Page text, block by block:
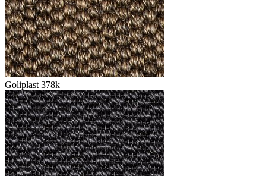
Goliplast 378k